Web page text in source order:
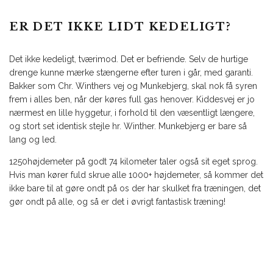
ER DET IKKE LIDT KEDELIGT?
Det ikke kedeligt, tværimod. Det er befriende. Selv de hurtige
drenge kunne mærke stængerne efter turen i går, med garanti.
Bakker som Chr. Winthers vej og Munkebjerg, skal nok få syren
frem i alles ben, når der køres full gas henover. Kiddesvej er jo
nærmest en lille hyggetur, i forhold til den væsentligt længere,
og stort set identisk stejle hr. Winther. Munkebjerg er bare så
lang og led.
1250højdemeter på godt 74 kilometer taler også sit eget sprog.
Hvis man kører fuld skrue alle 1000+ højdemeter, så kommer det
ikke bare til at gøre ondt på os der har skulket fra træningen, det
gør ondt på alle, og så er det i øvrigt fantastisk træning!